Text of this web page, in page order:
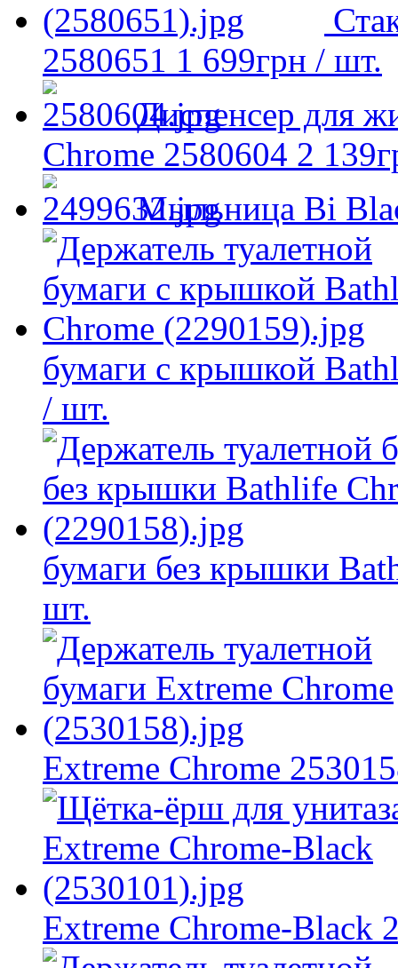
2580651 1 699грн / шт.
Диспенсер для
Chrome 2580604 2 139
Мыльница Bi
бумаги с крышкой
/ шт.
бумаги без крышки
шт.
Extreme Chrome
Extreme Chrome-Black